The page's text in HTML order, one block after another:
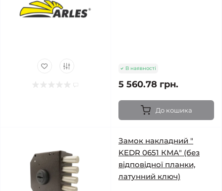
В наявності
5 560.78 грн.
До кошика
Замок накладний "
KEDR 0651 КМА" (без
відповідної планки,
латунний ключ)